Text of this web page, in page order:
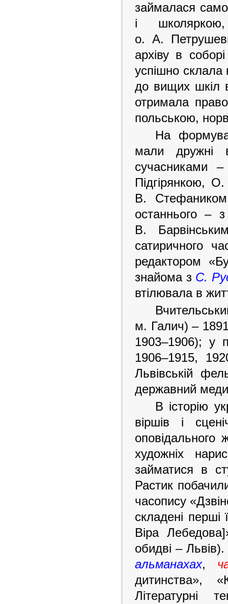
займалася
і
о. А.
архіву в
успішно склала
до вищих шкіл
отримала
польською,
На
мали дружні
сучасниками
Підгірянкою,
В.
останнього –
В.
сатиричного
редактором
знайома з С.
втілювала в
м. Галич) –
1903–1906); у
1906–1915,
Львівській
державний
В історію
віршів і
художніх
займатися в
Растик
часопису
складені перші
Віра
обидві –
альманахах,
дитинства»,
Літературні